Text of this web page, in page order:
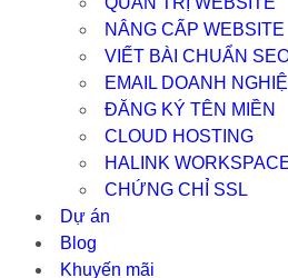
NÂNG CẤP WEBSITE
VIẾT BÀI CHUẨN
EMAIL DOANH
ĐĂNG KÝ TÊN MIỀN
CLOUD HOSTING
HALINK
CHỨNG CHỈ SSL
Dự án
Blog
Khuyến mãi